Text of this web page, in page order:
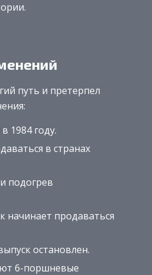
путь и претерпел
1984 году.
в странах
подогрев
начинает продаваться
остановлен.
6-поршневые